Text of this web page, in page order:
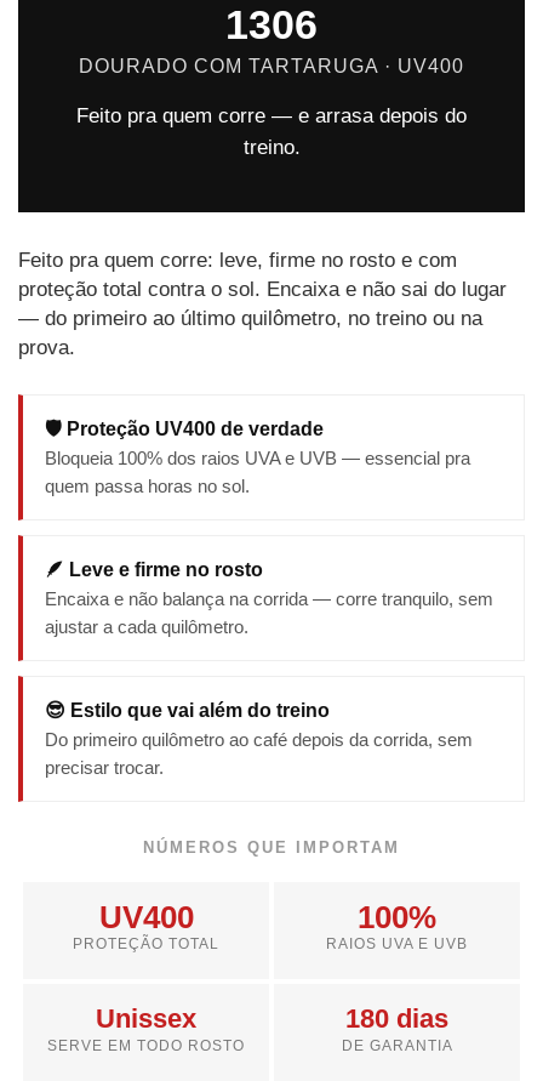
1306
DOURADO COM TARTARUGA · UV400
Feito pra quem corre — e arrasa depois do
treino.
Feito pra quem corre: leve, firme no rosto e com
proteção total contra o sol. Encaixa e não sai do lugar
— do primeiro ao último quilômetro, no treino ou na
prova.
🛡️ Proteção UV400 de verdade
Bloqueia 100% dos raios UVA e UVB — essencial pra
quem passa horas no sol.
🪶 Leve e firme no rosto
Encaixa e não balança na corrida — corre tranquilo, sem
ajustar a cada quilômetro.
😎 Estilo que vai além do treino
Do primeiro quilômetro ao café depois da corrida, sem
precisar trocar.
NÚMEROS QUE IMPORTAM
UV400
PROTEÇÃO TOTAL
100%
RAIOS UVA E UVB
Unissex
SERVE EM TODO ROSTO
180 dias
DE GARANTIA